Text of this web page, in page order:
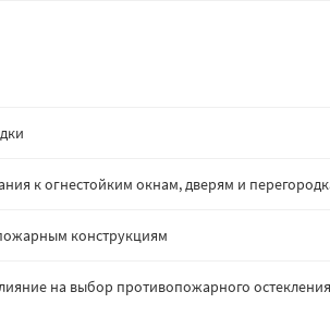
к огнестойким окнам, дверям и
конструкциям
на выбор противопожарного остекления